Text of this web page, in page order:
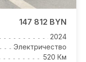
147 812 BYN
2024
Электричество
520 Км